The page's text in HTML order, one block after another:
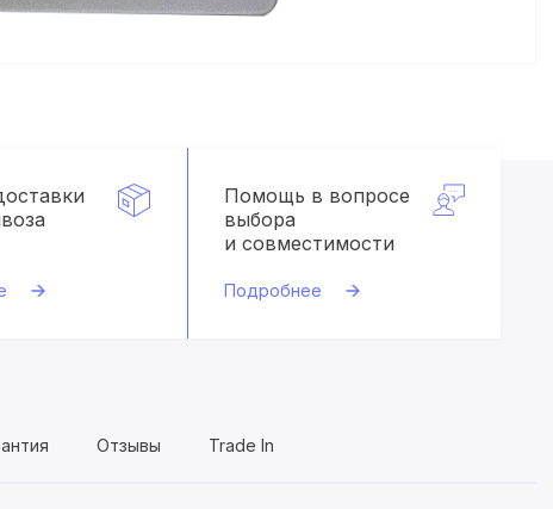
Помощь в вопросе
выбора
и совместимости
Подробнее
Отзывы Trade In